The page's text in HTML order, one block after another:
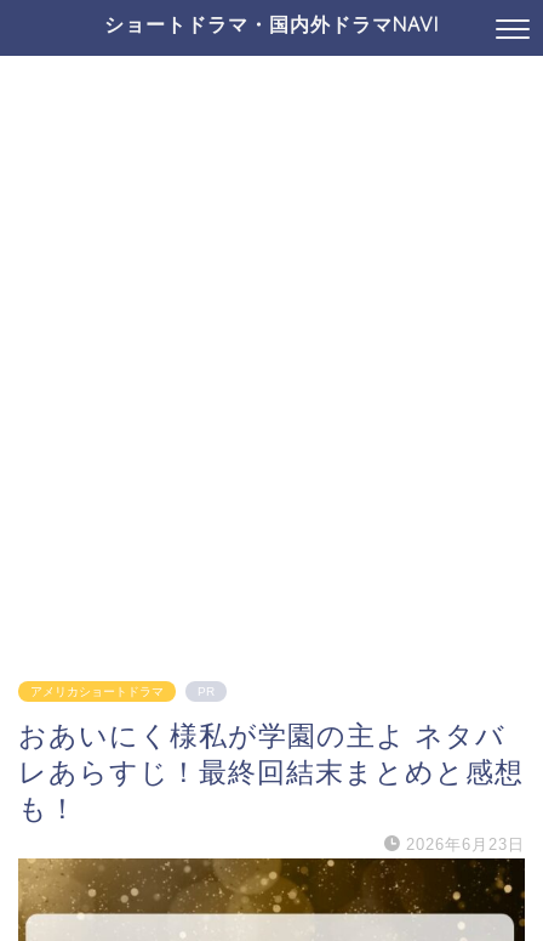
ショートドラマ・国内外ドラマNAVI
アメリカショートドラマ PR
おあいにく様私が学園の主よ ネタバ
レあらすじ！最終回結末まとめと感想
も！
2026年6月23日